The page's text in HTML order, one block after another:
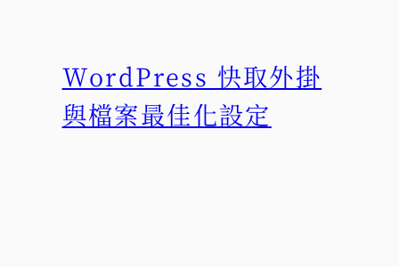
WordPress 快取外掛
與檔案最佳化設定